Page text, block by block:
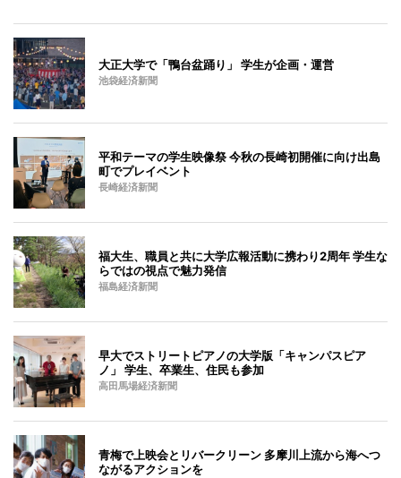
大正大学で「鴨台盆踊り」 学生が企画・運営
池袋経済新聞
平和テーマの学生映像祭 今秋の長崎初開催に向け出島
町でプレイベント
長崎経済新聞
福大生、職員と共に大学広報活動に携わり2周年 学生な
らではの視点で魅力発信
福島経済新聞
早大でストリートピアノの大学版「キャンパスピア
ノ」 学生、卒業生、住民も参加
高田馬場経済新聞
青梅で上映会とリバークリーン 多摩川上流から海へつ
ながるアクションを